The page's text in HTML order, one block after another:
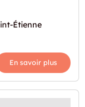
Étienne
En savoir plus